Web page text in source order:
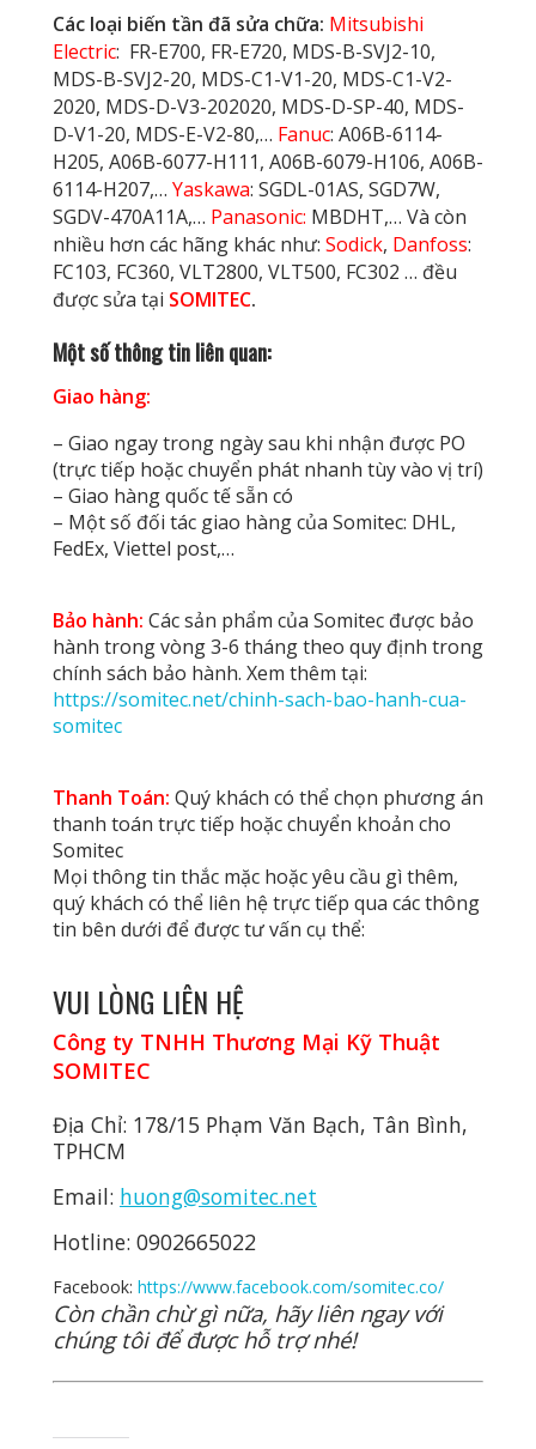
Các loại biến tần đã sửa chữa: Mitsubishi
Electric: FR-E700, FR-E720, MDS-B-SVJ2-10,
MDS-B-SVJ2-20, MDS-C1-V1-20, MDS-C1-V2-
2020, MDS-D-V3-202020, MDS-D-SP-40, MDS-
D-V1-20, MDS-E-V2-80,… Fanuc: A06B-6114-
H205, A06B-6077-H111, A06B-6079-H106, A06B-
6114-H207,… Yaskawa: SGDL-01AS, SGD7W,
SGDV-470A11A,… Panasonic: MBDHT,… Và còn
nhiều hơn các hãng khác như: Sodick, Danfoss:
FC103, FC360, VLT2800, VLT500, FC302 … đều
được sửa tại SOMITEC.
Một số thông tin liên quan:
Giao hàng:
– Giao ngay trong ngày sau khi nhận được PO
(trực tiếp hoặc chuyển phát nhanh tùy vào vị trí)
– Giao hàng quốc tế sẵn có
– Một số đối tác giao hàng của Somitec: DHL,
FedEx, Viettel post,…
Bảo hành: Các sản phẩm của Somitec được bảo
hành trong vòng 3-6 tháng theo quy định trong
chính sách bảo hành. Xem thêm tại:
https://somitec.net/chinh-sach-bao-hanh-cua-
somitec
Thanh Toán: Quý khách có thể chọn phương án
thanh toán trực tiếp hoặc chuyển khoản cho
Somitec
Mọi thông tin thắc mặc hoặc yêu cầu gì thêm,
quý khách có thể liên hệ trực tiếp qua các thông
tin bên dưới để được tư vấn cụ thể:
VUI LÒNG LIÊN HỆ
Công ty TNHH Thương Mại Kỹ Thuật
SOMITEC
Địa Chỉ: 178/15 Phạm Văn Bạch, Tân Bình,
TPHCM
Email: huong@somitec.net
Hotline: 0902665022
Facebook: https://www.facebook.com/somitec.co/
Còn chần chừ gì nữa, hãy liên ngay với
chúng tôi để được hỗ trợ nhé!